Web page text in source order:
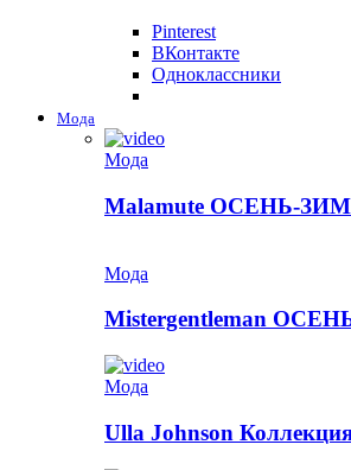
Pinterest
ВКонтакте
Одноклассники
Мода
Мода
Malamute ОСЕНЬ-
Мода
Mistergentleman
Мода
Ulla Johnson